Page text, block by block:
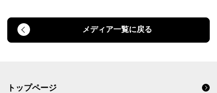
メディア一覧に戻る
トップページ